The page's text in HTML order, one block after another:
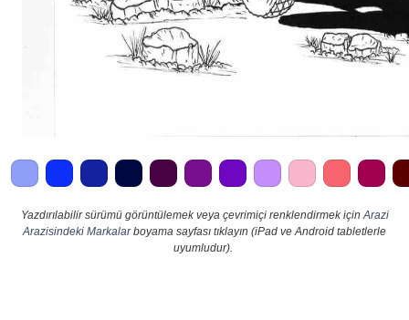
Yazdırılabilir sürümü görüntülemek veya çevrimiçi renklendirmek için Arazi
Arazisindeki Markalarboyama sayfası tıklayın (iPad ve Android tabletlerle
uyumludur).